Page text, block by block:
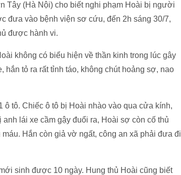
Tây (Hà Nội) cho biết nghi phạm Hoài bị người
đưa vào bệnh viện sơ cứu, đến 2h sáng 30/7,
được hành vi.
không có biểu hiện về thần kinh trong lúc gây
hắn tỏ ra rất tỉnh táo, không chút hoảng sợ, nao
tô. Chiếc ô tô bị Hoài nhào vào qua cửa kính,
lái xe cầm gậy đuổi ra, Hoài sợ còn cố thủ
Hắn còn giả vờ ngất, công an xã phải đưa đi
sinh được 10 ngày. Hung thủ Hoài cũng biết